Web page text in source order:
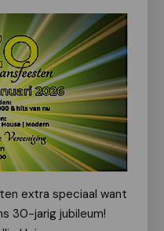
extra speciaal want
30-jarig jubileum!